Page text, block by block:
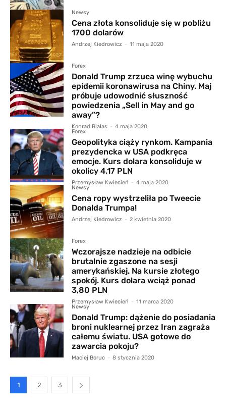
Newsy
Cena złota konsoliduje się w pobliżu
1700 dolarów
Andrzej Kiedrowicz - 11 maja 2020
Forex
Donald Trump zrzuca winę wybuchu
epidemii koronawirusa na Chiny. Maj
próbuje udowodnić słuszność
powiedzenia „Sell in May and go
away”?
Konrad Białas - 4 maja 2020
Forex
Geopolityka ciąży rynkom. Kampania
prezydencka w USA podkręca
emocje. Kurs dolara konsoliduje w
okolicy 4,17 PLN
Przemysław Kwiecień - 4 maja 2020
Newsy
Cena ropy wystrzeliła po Tweecie
Donalda Trumpa!
Andrzej Kiedrowicz - 2 kwietnia 2020
Forex
Wczorajsze nadzieje na odbicie
brutalnie zgaszone na sesji
amerykańskiej. Na kursie złotego
spokój. Kurs dolara wciąż ponad
3,80 PLN
Przemysław Kwiecień - 11 marca 2020
Newsy
Donald Trump: dążenie do posiadania
broni nuklearnej przez Iran zagraża
całemu światu. USA gotowe do
zawarcia pokoju?
Maciej Boruc - 8 stycznia 2020
1 2 3